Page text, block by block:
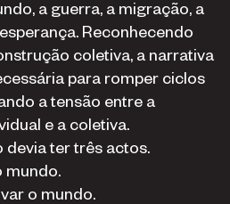
a guerra, a migração, a
Reconhecendo
coletiva, a narrativa
para romper ciclos
a tensão entre a
e a coletiva.
devia ter três actos.
mundo.
o mundo.